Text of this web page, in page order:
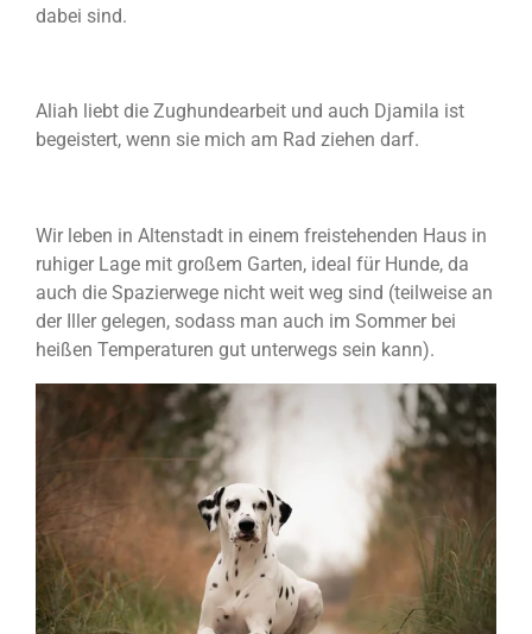
dabei sind.
Aliah liebt die Zughundearbeit und auch Djamila ist
begeistert, wenn sie mich am Rad ziehen darf.
Wir leben in Altenstadt in einem freistehenden Haus in
ruhiger Lage mit großem Garten, ideal für Hunde, da
auch die Spazierwege nicht weit weg sind (teilweise an
der Iller gelegen, sodass man auch im Sommer bei
heißen Temperaturen gut unterwegs sein kann).